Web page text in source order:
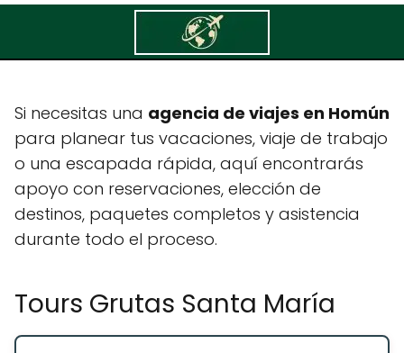
Tours Grutas Santa María
Si necesitas una agencia de viajes en Homún
para planear tus vacaciones, viaje de trabajo
o una escapada rápida, aquí encontrarás
apoyo con reservaciones, elección de
destinos, paquetes completos y asistencia
durante todo el proceso.
Tours Grutas Santa María